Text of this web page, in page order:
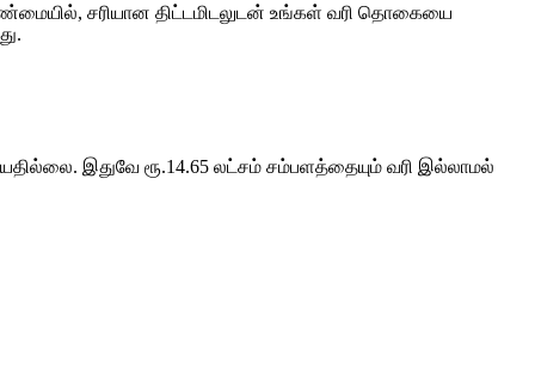
சரியான திட்டமிடலுடன் உங்கள் வரி தொகையை
இதுவே ரூ.14.65 லட்சம் சம்பளத்தையும் வரி இல்லாமல்